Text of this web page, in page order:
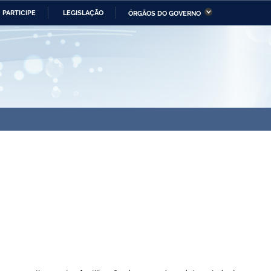
PARTICIPE LEGISLAÇÃO ÓRGÃOS DO GOVERNO
da Economia Ministério da Infraestrutura